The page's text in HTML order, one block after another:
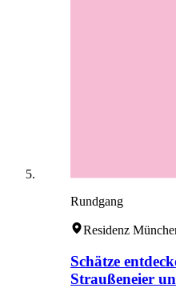
Rundgang
Residenz
Schätze
Straußeneier